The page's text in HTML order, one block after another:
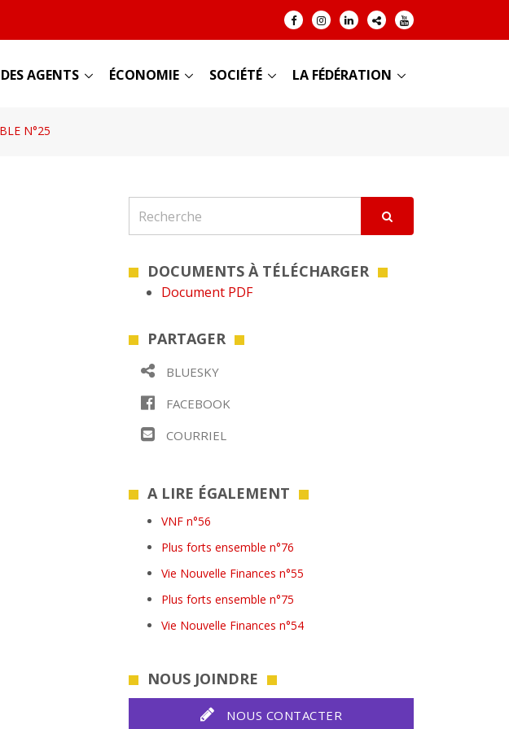
AGENTS ÉCONOMIE SOCIÉTÉ LA FÉDÉRATION
N°25
DOCUMENTS À TÉLÉCHARGER
Document PDF
PARTAGER
BLUESKY
FACEBOOK
COURRIEL
A LIRE ÉGALEMENT
VNF n°56
Plus forts ensemble n°76
Vie Nouvelle Finances n°55
Plus forts ensemble n°75
Vie Nouvelle Finances n°54
NOUS JOINDRE
NOUS CONTACTER